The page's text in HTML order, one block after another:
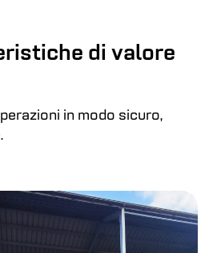
di valore
in modo sicuro,